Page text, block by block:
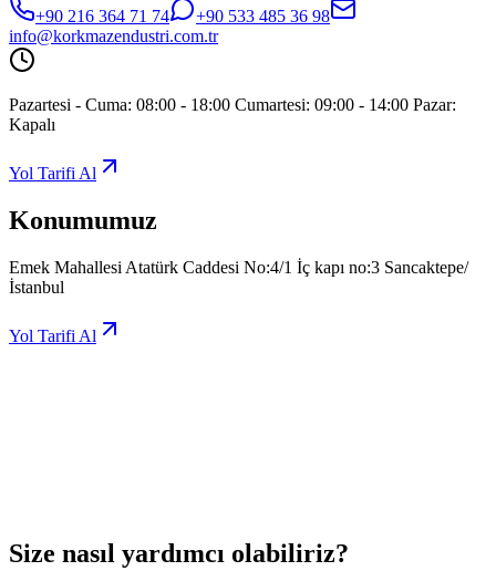
+90 216 364 71 74
+90 533 485 36 98
info@korkmazendustri.com.tr
Pazartesi - Cuma: 08:00 - 18:00 Cumartesi: 09:00 - 14:00 Pazar:
Kapalı
Yol Tarifi Al
Konumumuz
Emek Mahallesi Atatürk Caddesi No:4/1 İç kapı no:3 Sancaktepe/
İstanbul
Yol Tarifi Al
Size nasıl yardımcı olabiliriz?